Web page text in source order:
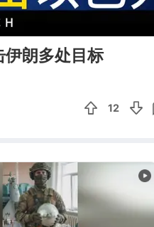
伊朗多处目标
12